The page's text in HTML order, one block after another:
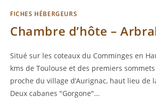
FICHES HÉBERGEURS
Chambre d’hôte –
Situé sur les coteaux du Comminges en
kms de Toulouse et des premiers
proche du village d’Aurignac, haut lieu de
Deux cabanes "Gorgone"…